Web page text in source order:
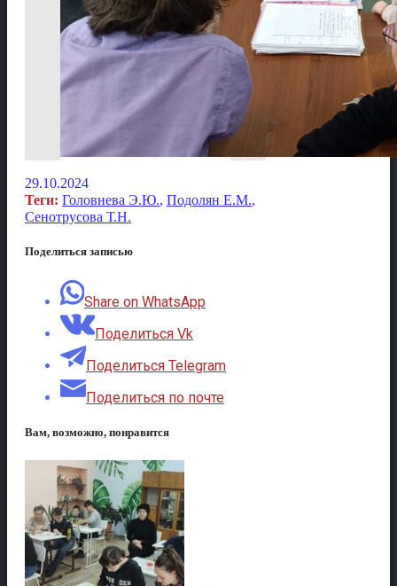
29.10.2024
Теги: Головнева Э.Ю., Подолян Е.М.,
Сенотрусова Т.Н.
Поделиться записью
Share on WhatsApp
Поделиться Vk
Поделиться Telegram
Поделиться по почте
Вам, возможно, понравится